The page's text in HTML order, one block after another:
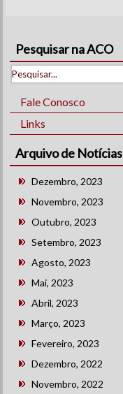
Pesquisar na ACO
Fale Conosco
Links
Arquivo de Notícias
Dezembro, 2023
Novembro, 2023
Outubro, 2023
Setembro, 2023
Agosto, 2023
Mai, 2023
Abril, 2023
Março, 2023
Fevereiro, 2023
Dezembro, 2022
Novembro, 2022